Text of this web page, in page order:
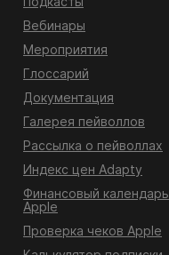
Вебинары
Мероприятия
Глоссарий
Документация
Галерея пейволлов
Рассылка о пейволлах
Индекс цен Adapty
Финансовый календарь
Apple
Проверка чеков Apple